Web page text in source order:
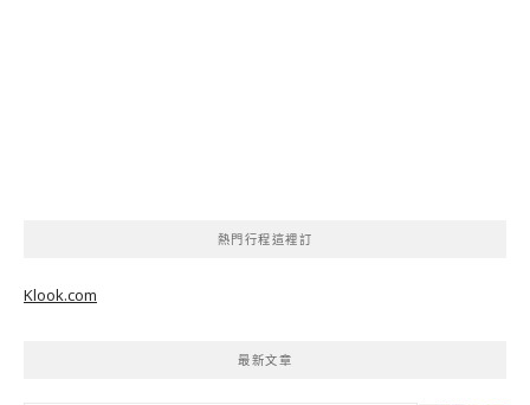
熱門行程這裡訂
Klook.com
最新文章